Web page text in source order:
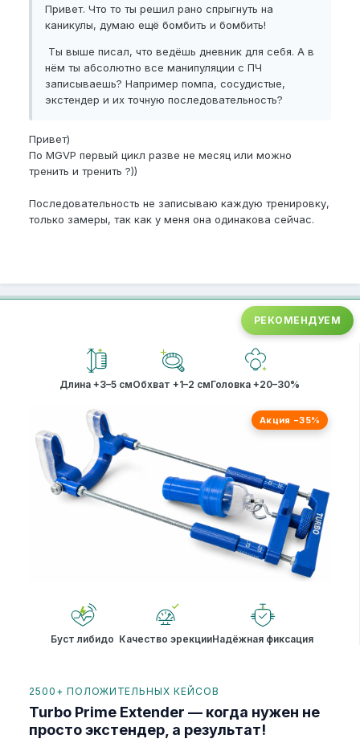
Привет. Что то ты решил рано спрыгнуть на
каникулы, думаю ещё бомбить и бомбить!
Ты выше писал, что ведёшь дневник для себя. А в
нём ты абсолютно все манипуляции с ПЧ
записываешь? Например помпа, сосудистые,
экстендер и их точную последовательность?
Привет)
По MGVP первый цикл разве не месяц или можно
тренить и тренить ?))
Последовательность не записываю каждую тренировку,
только замеры, так как у меня она одинакова сейчас.
РЕКОМЕНДУЕМ
Длина +3–5 смОбхват +1–2 смГоловка +20–30%
Акция −35%
Буст либидо Качество эрекцииНадёжная фиксация
2500+ ПОЛОЖИТЕЛЬНЫХ КЕЙСОВ
Turbo Prime Extender — когда нужен не
просто экстендер, а результат!